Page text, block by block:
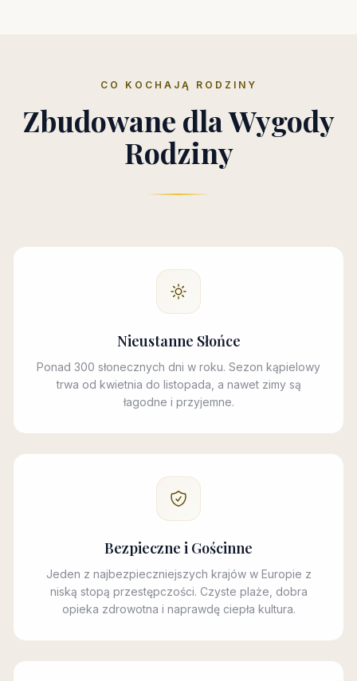
CO KOCHAJĄ RODZINY
Zbudowane dla Wygody
Rodziny
Nieustanne Słońce
Ponad 300 słonecznych dni w roku. Sezon kąpielowy
trwa od kwietnia do listopada, a nawet zimy są
łagodne i przyjemne.
Bezpieczne i Gościnne
Jeden z najbezpieczniejszych krajów w Europie z
niską stopą przestępczości. Czyste plaże, dobra
opieka zdrowotna i naprawdę ciepła kultura.